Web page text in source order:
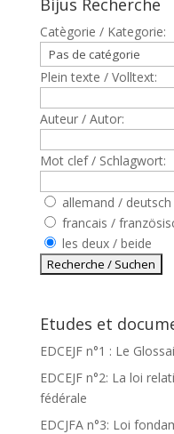
Bijus Recherche
Catègorie / Kategorie:
Plein texte / Volltext:
Auteur / Autor:
Mot clef / Schlagwort:
allemand / deutsch
francais /
les deux / beide
Etudes et
EDCEJF n°1 : Le
EDCEJF n°2: La loi
fédérale
EDCJFA n°3: Loi